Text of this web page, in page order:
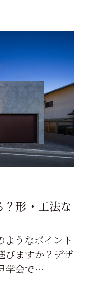
形・工法な
ようなポイント
びますか？デザ
学会で…